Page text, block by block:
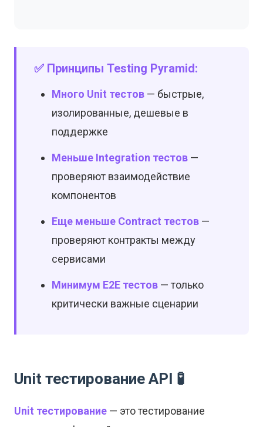
✅ Принципы Testing Pyramid:
Много Unit тестов — быстрые,
изолированные, дешевые в
поддержке
Меньше Integration тестов —
проверяют взаимодействие
компонентов
Еще меньше Contract тестов —
проверяют контракты между
сервисами
Минимум E2E тестов — только
критически важные сценарии
Unit тестирование API 🧪
Unit тестирование — это тестирование